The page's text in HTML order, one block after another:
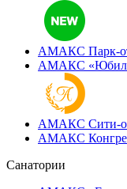
АМАКС Парк-
АМАКС
АМАКС Сити-
АМАКС
Санатории